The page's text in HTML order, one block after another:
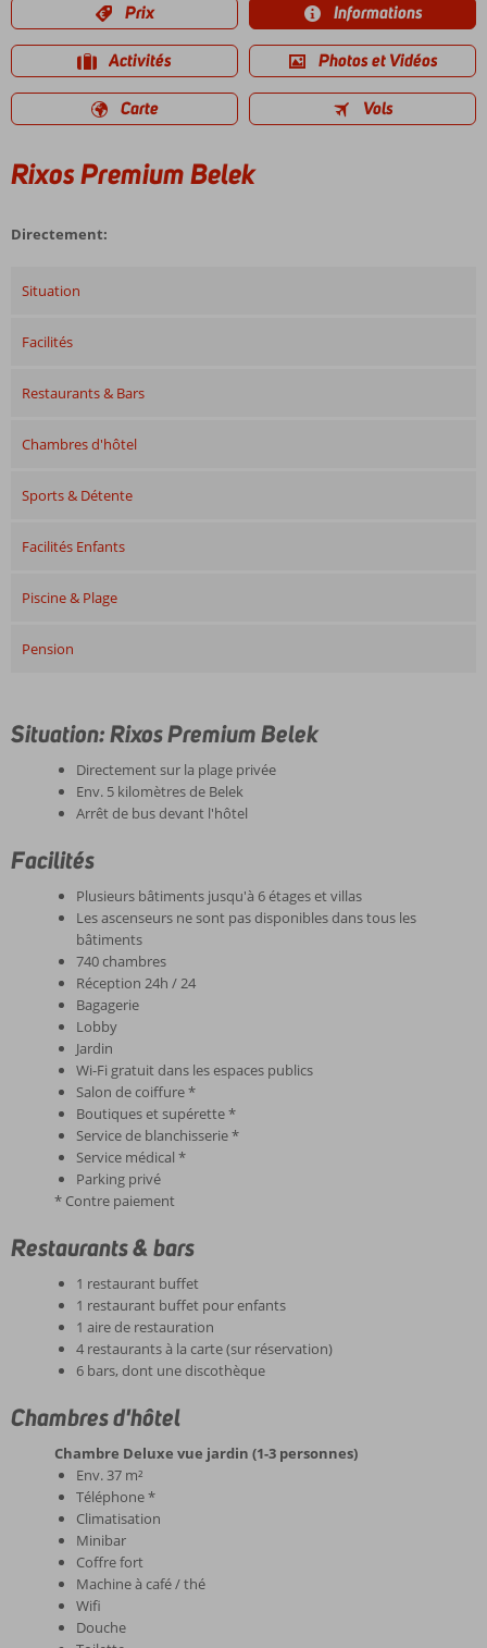
Prix Informations
Activités Photos et Vidéos
Carte Vols
Rixos Premium Belek
Directement:
Situation
Facilités
Restaurants & Bars
Chambres d'hôtel
Sports & Détente
Facilités Enfants
Piscine & Plage
Pension
Situation: Rixos Premium Belek
Directement sur la plage privée
Env. 5 kilomètres de Belek
Arrêt de bus devant l'hôtel
Facilités
Plusieurs bâtiments jusqu'à 6 étages et villas
Les ascenseurs ne sont pas disponibles dans tous les
bâtiments
740 chambres
Réception 24h / 24
Bagagerie
Lobby
Jardin
Wi-Fi gratuit dans les espaces publics
Salon de coiffure *
Boutiques et supérette *
Service de blanchisserie *
Service médical *
Parking privé
* Contre paiement
Restaurants & bars
1 restaurant buffet
1 restaurant buffet pour enfants
1 aire de restauration
4 restaurants à la carte (sur réservation)
6 bars, dont une discothèque
Chambres d'hôtel
Chambre Deluxe vue jardin (1-3 personnes)
Env. 37 m²
Téléphone *
Climatisation
Minibar
Coffre fort
Machine à café / thé
Wifi
Douche